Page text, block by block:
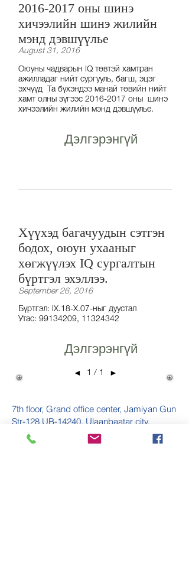
2016-2017 оны шинэ
хичээлийн шинэ жилийн
мэнд дэвшүүлье
August 31, 2016
Оюуны чадварын IQ төвтэй хамтран
ажилладаг нийт сургууль, багш, эцэг
эхчүүд Та бүхэндээ манай төвийн нийт
хамт олны зүгээс 2016-2017 оны шинэ
хичээлийн жилийн мэнд дэвшүүлье.
Дэлгэрэнгүй
Хүүхэд багачуудын сэтгэн
бодох, оюун ухааныг
хөгжүүлэх IQ сургалтын
бүртгэл эхэллээ.
September 26, 2016
Бүртгэл: IX.18-X.07-ныг дуустал
Утас: 99134209, 11324342
Дэлгэрэнгүй
◄ 1 / 1 ►
7th floor, Grand office center, Jamiyan Gun
Str-128 UB-14240, Ulaanbaatar city,
Mongolia